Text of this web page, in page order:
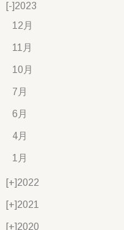
[-]2023
12月
11月
10月
7月
6月
4月
1月
[+]2022
[+]2021
[+]2020